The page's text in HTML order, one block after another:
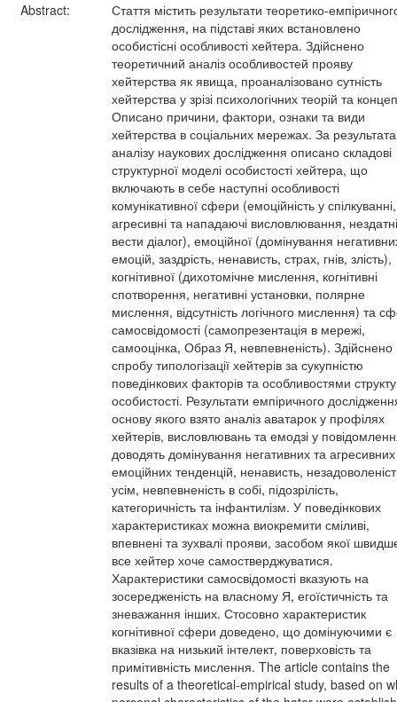
Abstract:
Стаття містить результати теоретико-
дослідження, на підставі яких встановлено
особистісні особливості хейтера. Здійснено
теоретичний аналіз особливостей прояву
хейтерства як явища, проаналізовано сутність
хейтерства у зрізі психологічних теорій та
Описано причини, фактори, ознаки та види
хейтерства в соціальних мережах. За
аналізу наукових дослідження описано складові
структурної моделі особистості хейтера, що
включають в себе наступні особливості
комунікативної сфери (емоційність у спілкуванні,
агресивні та нападаючі висловлювання,
вести діалог), емоційної (домінування
емоцій, заздрість, ненависть, страх, гнів, злість),
когнітивної (дихотомічне мислення, когнітивні
спотворення, негативні установки, полярне
мислення, відсутність логічного мислення) та
самосвідомості (самопрезентація в мережі,
самооцінка, Образ Я, невпевненість). Здійснено
спробу типологізації хейтерів за сукупністю
поведінкових факторів та особливостями
особистості. Результати емпіричного
основу якого взято аналіз аватарок у профілях
хейтерів, висловлювань та емодзі у
доводять домінування негативних та агресивних
емоційних тенденцій, ненависть,
усім, невпевненість в собі, підозрілість,
категоричність та інфантилізм. У поведінкових
характеристиках можна виокремити сміливі,
впевнені та зухвалі прояви, засобом якої
все хейтер хоче самостверджуватися.
Характеристики самосвідомості вказують на
зосередженість на власному Я, егоїстичність та
зневажання інших. Стосовно характеристик
когнітивної сфери доведено, що домінуючими є
вказівка на низький інтелект, поверховість та
примітивність мислення. The article contains the
results of a theoretical-empirical study, based on